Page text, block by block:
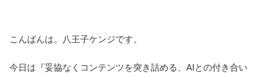
こんばんは。八王子ケンジです。
今日は『妥協なくコンテンツを突き詰める、AIとの付き合い